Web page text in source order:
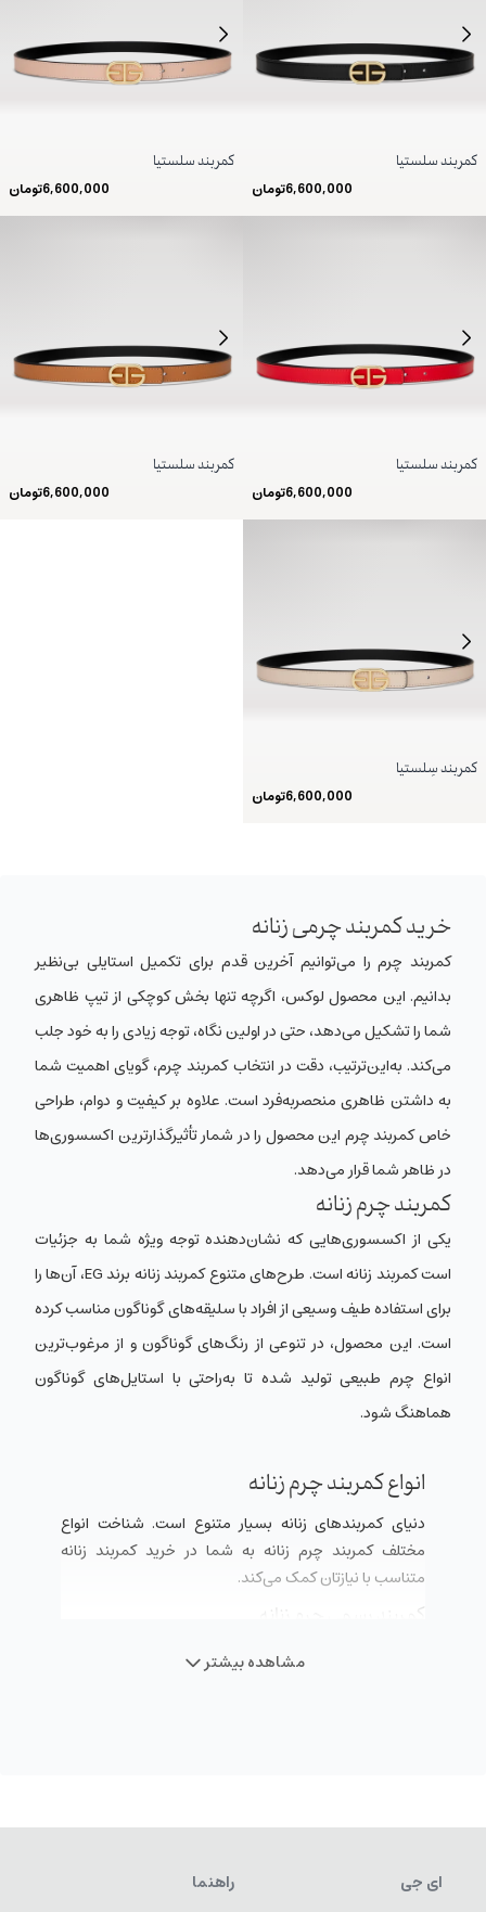
کمربند سلستیا
6,600,000تومان
کمربند سلستیا
6,600,000تومان
کمربند سلستیا
6,600,000تومان
کمربند سلستیا
6,600,000تومان
کمربند سِلستیا
6,600,000تومان
خرید کمربند چرمی زنانه
کمربند چرم را می‌توانیم آخرین قدم برای تکمیل استایلی بی‌نظیر
بدانیم. این محصول لوکس، اگرچه تنها بخش کوچکی از تیپ ظاهری
شما را تشکیل می‌دهد،‌ حتی در اولین نگاه، توجه زیادی را به خود جلب
می‌کند. به‌این‌ترتیب، دقت در انتخاب کمربند چرم، گویای اهمیت شما
به داشتن ظاهری منحصربه‌فرد است. علاوه بر کیفیت و دوام، طراحی
خاص کمربند چرم این محصول را در شمار تأثیرگذارترین اکسسوری‌ها
در ظاهر شما قرار می‌دهد.
کمربند چرم زنانه
یکی از اکسسوری‌هایی که نشان‌دهنده توجه ویژه شما به جزئیات
است کمربند زنانه است. طرح‌های متنوع کمربند زنانه برند EG، آن‌ها را
برای استفاده طیف وسیعی از افراد با سلیقه‌های گوناگون مناسب کرده
است. این محصول، در تنوعی از رنگ‌های گوناگون و از مرغوب‌ترین
انواع چرم طبیعی تولید شده تا به‌راحتی با استایل‌های گوناگون
هماهنگ شود.
انواع کمربند چرم زنانه
دنیای کمربندهای زنانه بسیار متنوع است. شناخت انواع
مختلف کمربند چرم زنانه به شما در خرید کمربند زنانه
متناسب با نیازتان کمک می‌کند.
کمربند رسمی چرم زنانه
انواع کمربند رسمی چرم زنانه، معمولاً باریک یا با پهنای
متوسط طراحی می‌شوند و حداکثر سگک‌های ساده، ظریف و
محبوب‌ترین نوع کمربند برای استفاده روزمره کمربند اسپرت
سگک‌های آن‌ها می‌تواند بزرگ‌تر و با طراحی‌های خاص‌تر
مشاهده بیشتر
ای جی
راهنما